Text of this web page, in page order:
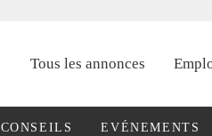
Tous les annonces
CONSEILS EVÉNEMENTS